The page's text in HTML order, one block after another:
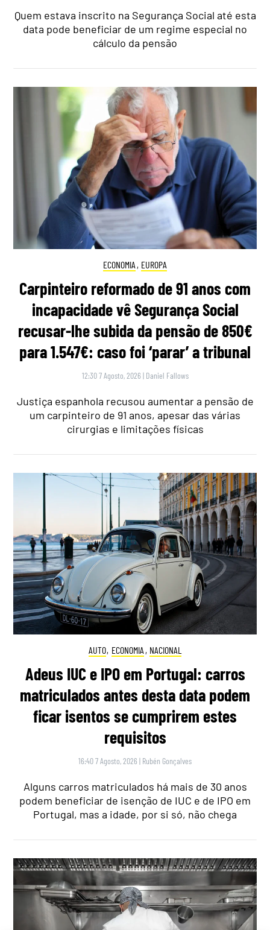
Quem estava inscrito na Segurança Social até esta
data pode beneficiar de um regime especial no
cálculo da pensão
ECONOMIA , EUROPA
Carpinteiro reformado de 91 anos com
incapacidade vê Segurança Social
recusar-lhe subida da pensão de 850€
para 1.547€: caso foi ‘parar’ a tribunal
12:30 7 Agosto, 2026 | Daniel Fallows
Justiça espanhola recusou aumentar a pensão de
um carpinteiro de 91 anos, apesar das várias
cirurgias e limitações físicas
AUTO, ECONOMIA , NACIONAL
Adeus IUC e IPO em Portugal: carros
matriculados antes desta data podem
ficar isentos se cumprirem estes
requisitos
16:40 7 Agosto, 2026 | Rubén Gonçalves
Alguns carros matriculados há mais de 30 anos
podem beneficiar de isenção de IUC e de IPO em
Portugal, mas a idade, por si só, não chega